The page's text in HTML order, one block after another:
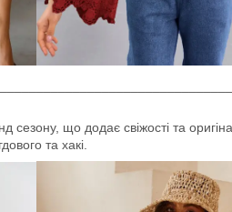
сезону, що додає свіжості та
та хакі.